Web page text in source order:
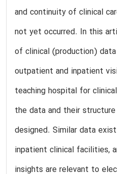
and continuity of clinical
not yet occurred. In this
of clinical (production)
outpatient and inpatient
teaching hospital for
the data and their
designed. Similar data
inpatient clinical facilities,
insights are relevant to